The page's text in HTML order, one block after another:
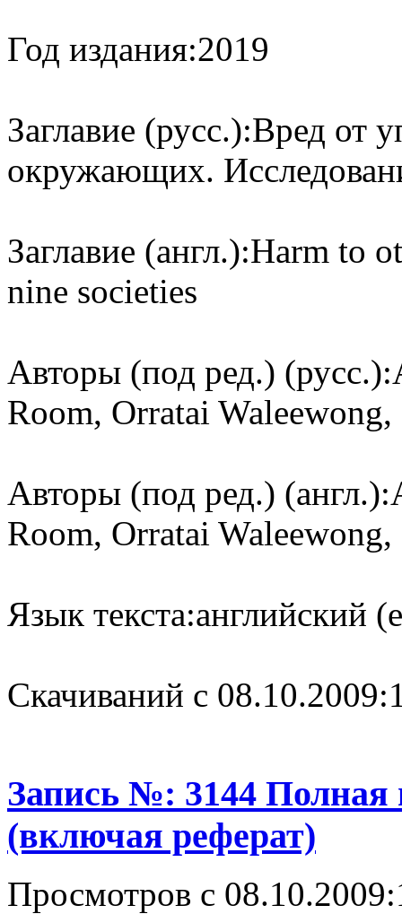
Год издания:2019
Заглавие (русс.):Вред от
окружающих.
Заглавие (англ.):Harm to
nine societies
Авторы (под ред.) (русс.):
Room, Orratai
Авторы (под ред.) (англ.):
Room, Orratai
Язык текста:английский
Cкачиваний с 08.10.2009:
Запись №: 3144 Полная
(включая реферат)
Просмотров с 08.10.2009: